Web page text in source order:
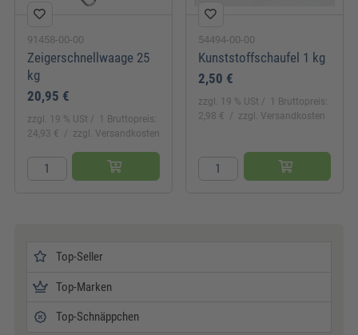
91458-00-00
Zeigerschnellwaage 25
kg
20,95 €
zzgl. 19 % USt
1 Bruttopreis:
24,93 €
zzgl. Versandkosten
54494-00-00
Kunststoffschaufel 1 kg
2,50 €
zzgl. 19 % USt
1 Bruttopreis:
2,98 €
zzgl. Versandkosten
Top-Seller
Top-Marken
Top-Schnäppchen